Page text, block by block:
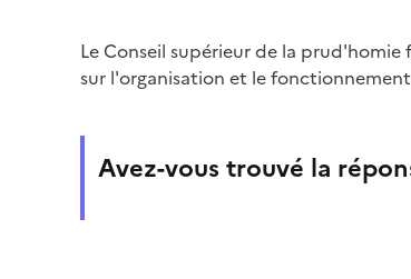
Le Conseil supérieur de la prud'homie
sur l'organisation et le
Avez-vous trouvé la